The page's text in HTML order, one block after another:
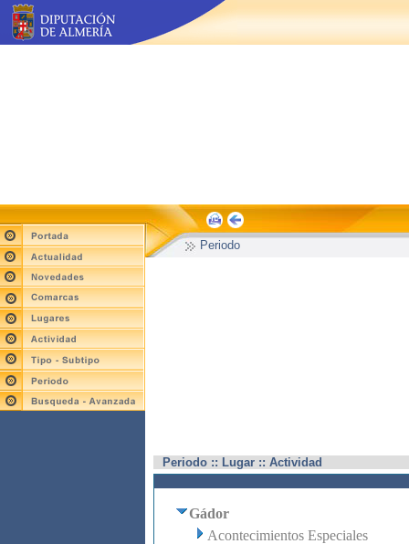
Periodo
Periodo :: Lugar :: Actividad
Gádor
Acontecimientos Especiales